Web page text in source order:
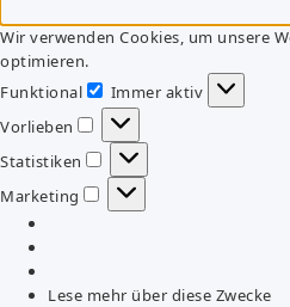
Wir verwenden Cookies, um unsere
optimieren.
Funktional
Funktional
Immer aktiv
Vorlieben
Vorlieben
Statistiken
Statistiken
Marketing
Marketing
Lese mehr über diese Zwecke